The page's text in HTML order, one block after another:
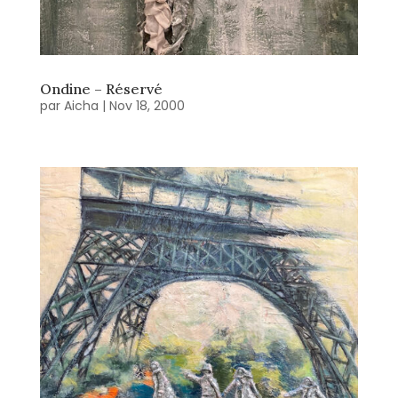
Ondine – Réservé
par Aicha | Nov 18, 2000